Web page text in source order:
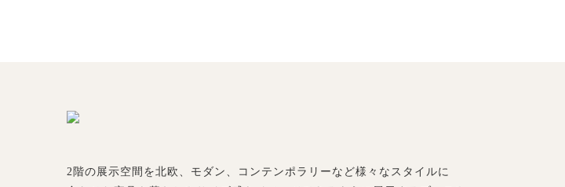
2階の展示空間を北欧、モダン、コンテンポラリーなど様々なスタイルに